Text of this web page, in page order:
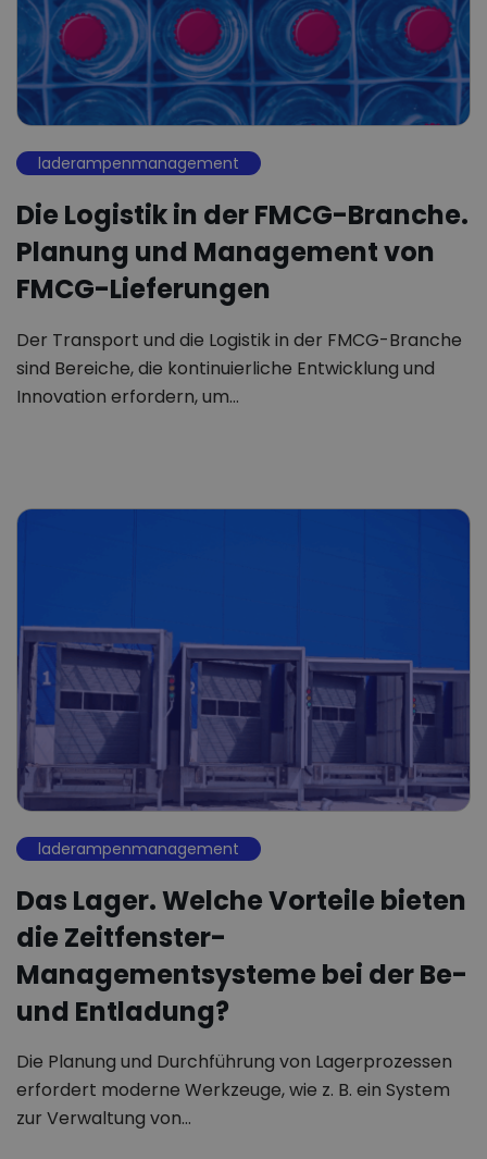
laderampenmanagement
Die Logistik in der FMCG-Branche.
Planung und Management von
FMCG-Lieferungen
Der Transport und die Logistik in der FMCG-Branche
sind Bereiche, die kontinuierliche Entwicklung und
Innovation erfordern, um…
laderampenmanagement
Das Lager. Welche Vorteile bieten
die Zeitfenster-
Managementsysteme bei der Be-
und Entladung?
Die Planung und Durchführung von Lagerprozessen
erfordert moderne Werkzeuge, wie z. B. ein System
zur Verwaltung von…